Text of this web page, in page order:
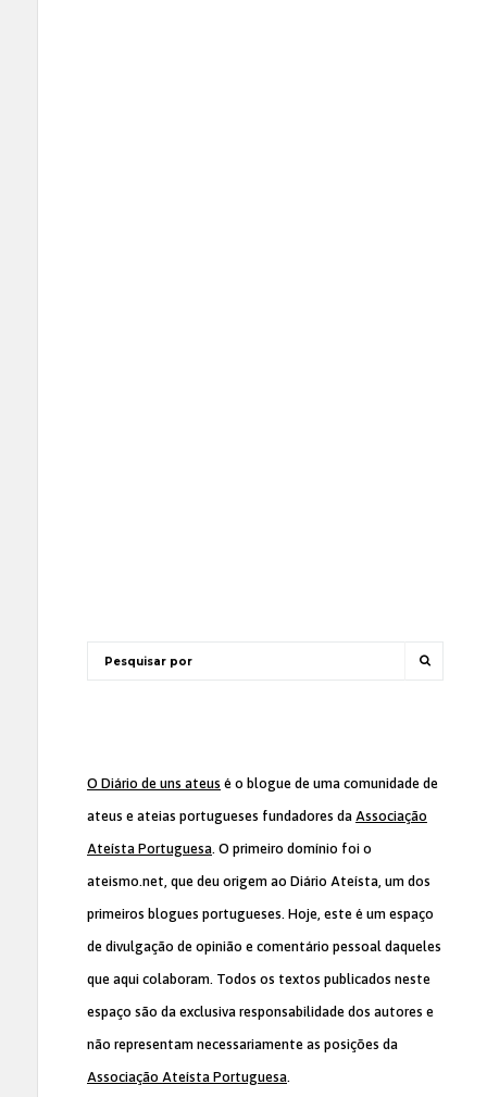
O Diário de uns ateus é o blogue de uma comunidade de
ateus e ateias portugueses fundadores da Associação
Ateísta Portuguesa. O primeiro domínio foi o
ateismo.net, que deu origem ao Diário Ateísta, um dos
primeiros blogues portugueses. Hoje, este é um espaço
de divulgação de opinião e comentário pessoal daqueles
que aqui colaboram. Todos os textos publicados neste
espaço são da exclusiva responsabilidade dos autores e
não representam necessariamente as posições da
Associação Ateísta Portuguesa.